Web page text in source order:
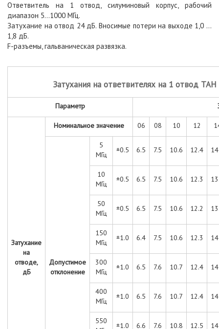
Ответвитель на 1 отвод, силуминовый корпус, рабочий
диапазон 5...1000 МГц.
Затухание на отвод 24 дБ. Вносимые потери на выходе 1,0 ...
1,8 дБ.
F-разъемы, гальваническая развязка.
Затухания на ответвителях на 1 отвод TAH
Параметр
Затухание
на
отводе,
дБ
Номинальное значение 06 08 10 12
Допустимое
отклонение
5
МГц
±0.5 6.5 7.5 10.6 12.4
10
МГц
±0.5 6.5 7.5 10.6 12.3
50
МГц
±0.5 6.5 7.5 10.6 12.2
150
МГц
±1.0 6.4 7.5 10.6 12.3
300
МГц
±1.0 6.5 7.6 10.7 12.4
400
МГц
±1.0 6.5 7.6 10.7 12.4
550
±1.0 6.6 7.6 10.8 12.5